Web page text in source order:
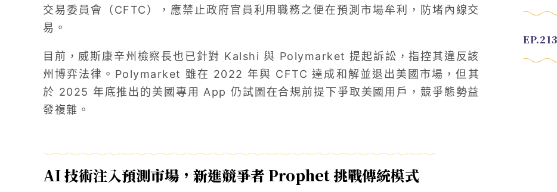
交易委員會（CFTC），應禁止政府官員利用職務之便在預測市場牟利，防堵內線交
易。
目前，威斯康辛州檢察長也已針對 Kalshi 與 Polymarket 提起訴訟，指控其違反該
州博弈法律。Polymarket 雖在 2022 年與 CFTC 達成和解並退出美國市場，但其
於 2025 年底推出的美國專用 App 仍試圖在合規前提下爭取美國用戶，競爭態勢益
發複雜。
AI 技術注入預測市場，新進競爭者 Prophet 挑戰傳統模式